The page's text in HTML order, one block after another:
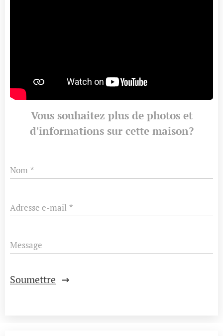
Vous souhaitez plus de photos et
d'informations sur cette maison?
Nom
Adresse e-mail
Message
Soumettre